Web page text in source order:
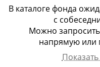
В каталоге фонда
с
Можно
напрямую или